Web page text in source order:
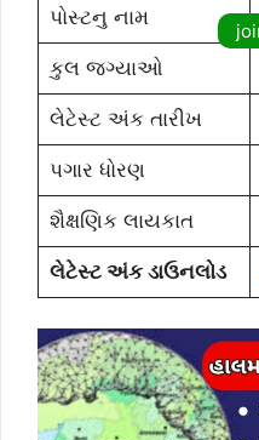
પોસ્ટનુ નામ
કુલ જગ્યાઓ
લેટેસ્ટ અંક તારીખ
પગાર ધોરણ
શૈક્ષણિક લાયકાત
લેટેસ્ટ અંક ડાઉનલોડ